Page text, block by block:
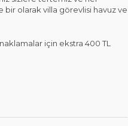
bir olarak villa görevlisi havuz ve
için ekstra 400 TL